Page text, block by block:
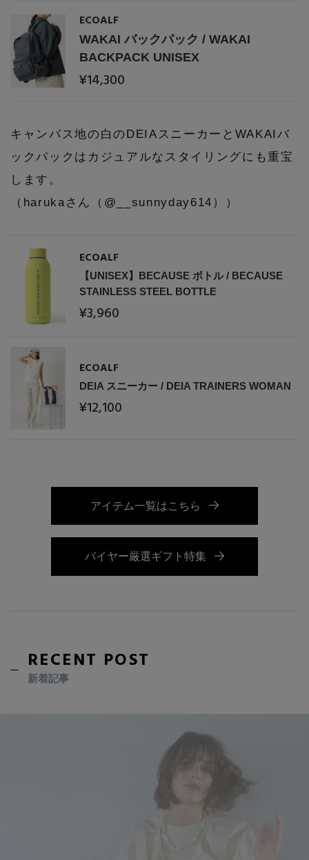
ECOALF
WAKAI バックパック / WAKAI
BACKPACK UNISEX
¥14,300
キャンバス地の白のDEIAスニーカーとWAKAIバ
ックパックはカジュアルなスタイリングにも重宝
します。
（harukaさん（@__sunnyday614））
ECOALF
【UNISEX】BECAUSE ボトル / BECAUSE
STAINLESS STEEL BOTTLE
¥3,960
ECOALF
DEIA スニーカー / DEIA TRAINERS WOMAN
¥12,100
アイテム一覧はこちら
バイヤー厳選ギフト特集
RECENT POST
新着記事